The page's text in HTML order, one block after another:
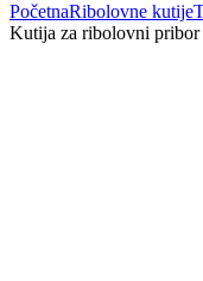
PočetnaRibolovne kutije
Kutija za ribolovni